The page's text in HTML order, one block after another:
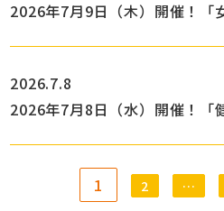
2026年7月9日（木）開催！「
2026.7.8
2026年7月8日（水）開催！「
1 2 …